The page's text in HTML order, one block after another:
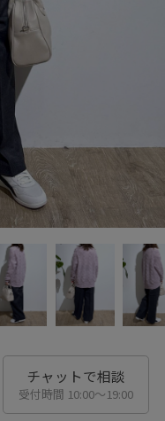
チャットで相談
受付時間 10:00〜19:00